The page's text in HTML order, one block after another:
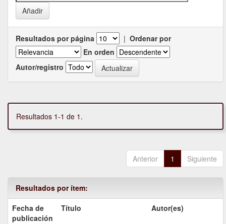
Resultados por página | Ordenar por
En orden
Autor/registro
Resultados 1-1 de 1.
Anterior 1 Siguiente
Resultados por ítem:
Fecha de
publicación
Título Autor(es)